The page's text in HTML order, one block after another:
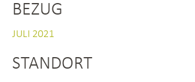
BEZUG
JULI 2021
STANDORT